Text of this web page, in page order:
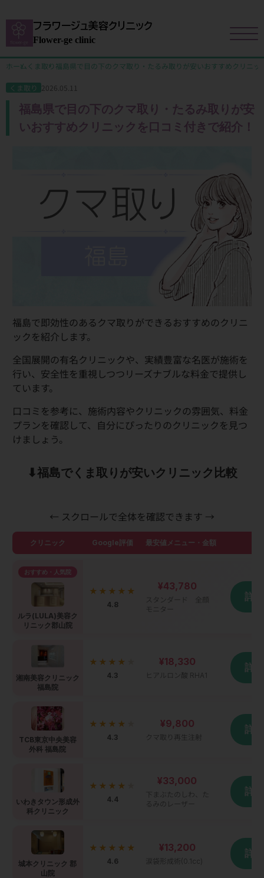
フラワージュ美容クリニック
Flower-ge clinic
ホーム くま取り 福島県で目の下のクマ取り・たるみ取りが安いおすすめクリニッ
くま取り 2026.05.11
福島県で目の下のクマ取り・たるみ取りが安
いおすすめクリニックを口コミ付きで紹介！
福島で即効性のあるクマ取りができるおすすめのクリニ
ックを紹介します。
全国展開の有名クリニックや、実績豊富な名医が施術を
行い、安全性を重視しつつリーズナブルな料金で提供し
ています。
口コミを参考に、施術内容やクリニックの雰囲気、料金
プランを確認して、自分にぴったりのクリニックを見つ
けましょう。
⬇︎福島でくま取りが安いクリニック比較
← スクロールで全体を確認できます →
クリニック Google評価 最安値メニュー・金額
おすすめ・人気院
ルラ(LULA)美容ク
リニック郡山院
★★★★★
4.8
¥43,780
スタンダード 全顔
モニター
詳
湘南美容クリニック
福島院
★★★★
4.3
¥18,330
ヒアルロン酸 RHA1
詳
TCB東京中央美容
外科 福島院
★★★★
4.3
¥9,800
クマ取り再生注射
詳
いわきタウン形成外
科クリニック
★★★★
4.4
¥33,000
下まぶたのしわ、た
るみのレーザー
詳
城本クリニック 郡
山院
★★★★★
4.6
¥13,200
涙袋形成術(0.1cc)
詳